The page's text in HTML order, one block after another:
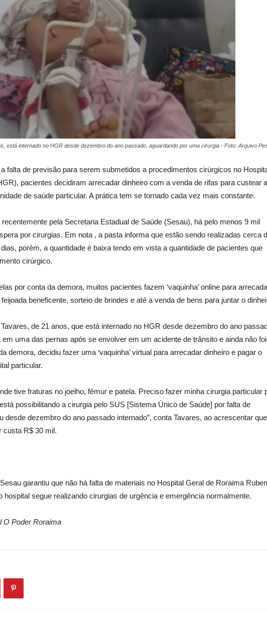
está internado no HGR desde dezembro do ano passado, aguardando por uma cirurgia - Foto: Arquivo
falta de previsão para serem submetidos a procedimentos cirúrgicos no
pacientes decidiram arrecadar dinheiro com a venda de rifas para custear a
de saúde particular. A prática tem se tornado cada vez mais constante.
pela Secretaria Estadual de Saúde (Sesau), há pelo menos 9 mil
por cirurgias. Em nota , a pasta informa que estão sendo realizadas cerca
porém, a quantidade é baixa tendo em vista a quantidade de pacientes que
cirúrgico.
por conta da demora, muitos pacientes fazem ‘vaquinha’ online para
beneficente, sorteio de brindes e até a venda de bens para juntar o
de 21 anos, que está internado no HGR desde dezembro do ano
em uma das pernas após se envolver em um acidente de trânsito e ainda não foi
demora, decidiu fazer uma ‘vaquinha’ virtual para arrecadar dinheiro e pagar o
particular.
tive fraturas no joelho, fêmur e patela. Preciso fazer minha cirurgia particular
possibilitando a cirurgia pelo SUS [Sistema Único de Saúde] por falta de
desde dezembro do ano passado internado”, conta Tavares, ao acrescentar
custa R$ 30 mil.
garantiu que não há falta de materiais no Hospital Geral de Roraima
hospital segue realizando cirurgias de urgência e emergência normalmente.
O Poder Roraima